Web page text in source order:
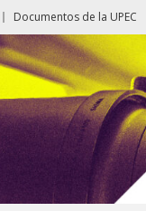
Documentos de la UPEC